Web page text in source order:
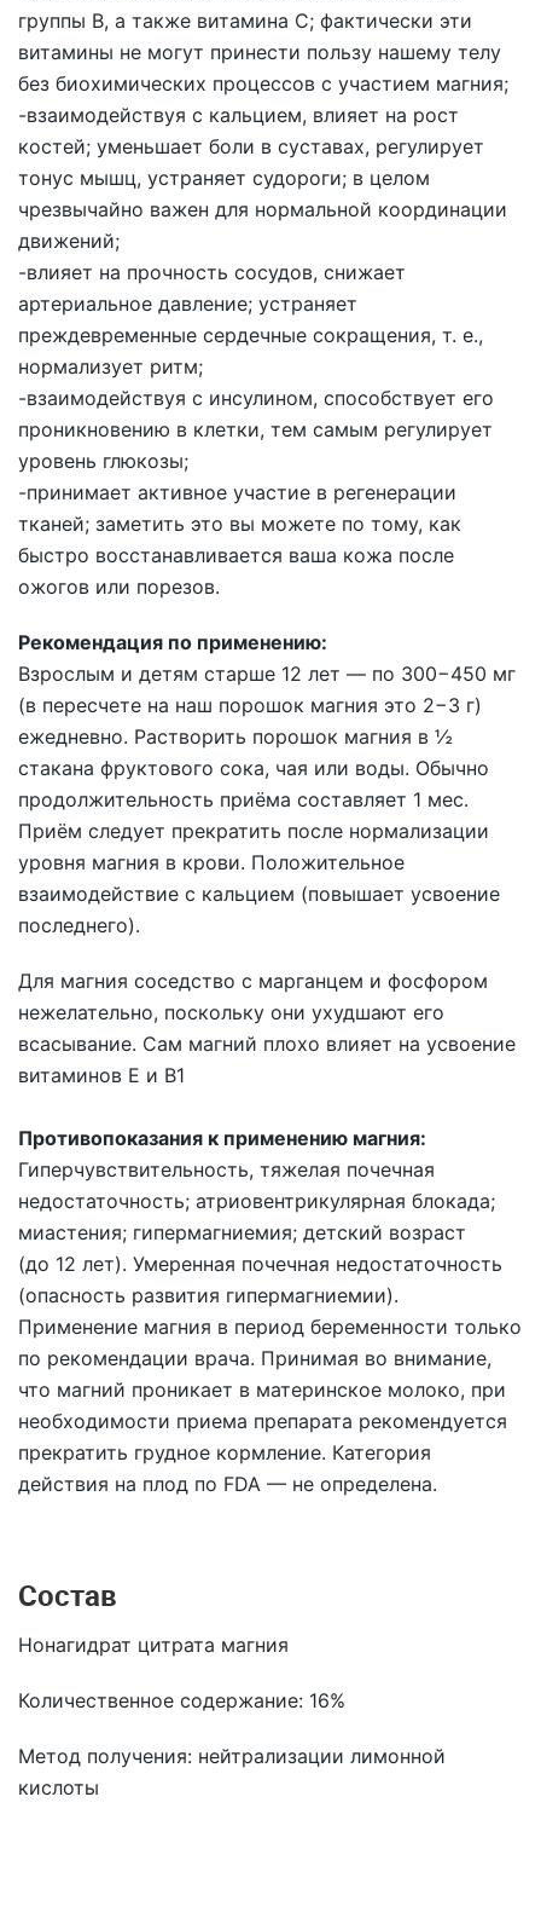
группы В, а также витамина С; фактически эти
витамины не могут принести пользу нашему телу
без биохимических процессов с участием магния;
-взаимодействуя с кальцием, влияет на рост
костей; уменьшает боли в суставах, регулирует
тонус мышц, устраняет судороги; в целом
чрезвычайно важен для нормальной координации
движений;
-влияет на прочность сосудов, снижает
артериальное давление; устраняет
преждевременные сердечные сокращения, т. е.,
нормализует ритм;
-взаимодействуя с инсулином, способствует его
проникновению в клетки, тем самым регулирует
уровень глюкозы;
-принимает активное участие в регенерации
тканей; заметить это вы можете по тому, как
быстро восстанавливается ваша кожа после
ожогов или порезов.
Рекомендация по применению:
Взрослым и детям старше 12 лет — по 300−450 мг
(в пересчете на наш порошок магния это 2−3 г)
ежедневно. Растворить порошок магния в ½
стакана фруктового сока, чая или воды. Обычно
продолжительность приёма составляет 1 мес.
Приём следует прекратить после нормализации
уровня магния в крови. Положительное
взаимодействие с кальцием (повышает усвоение
последнего).
Для магния соседство с марганцем и фосфором
нежелательно, поскольку они ухудшают его
всасывание. Сам магний плохо влияет на усвоение
витаминов Е и В1
Противопоказания к применению магния:
Гиперчувствительность, тяжелая почечная
недостаточность; атриовентрикулярная блокада;
миастения; гипермагниемия; детский возраст
(до 12 лет). Умеренная почечная недостаточность
(опасность развития гипермагниемии).
Применение магния в период беременности только
по рекомендации врача. Принимая во внимание,
что магний проникает в материнское молоко, при
необходимости приема препарата рекомендуется
прекратить грудное кормление. Категория
действия на плод по FDA — не определена.
Состав
Нонагидрат цитрата магния
Количественное содержание: 16%
Метод получения: нейтрализации лимонной
кислоты